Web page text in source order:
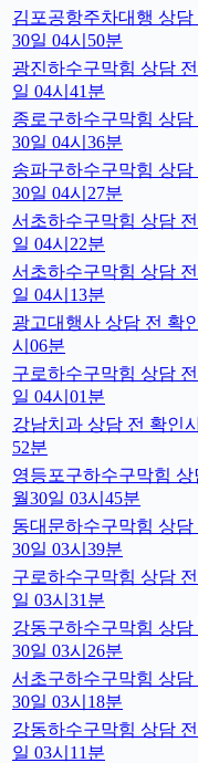
김포공항주차대행 상담
30일 04시50분
광진하수구막힘 상담
일 04시41분
종로구하수구막힘 상담
30일 04시36분
송파구하수구막힘 상담
30일 04시27분
서초하수구막힘 상담
일 04시22분
서초하수구막힘 상담
일 04시13분
광고대행사 상담 전 확
시06분
구로하수구막힘 상담
일 04시01분
강남치과 상담 전 확인
52분
영등포구하수구막힘 상
월30일 03시45분
동대문하수구막힘 상담
30일 03시39분
구로하수구막힘 상담
일 03시31분
강동구하수구막힘 상담
30일 03시26분
서초구하수구막힘 상담
30일 03시18분
강동하수구막힘 상담
일 03시11분